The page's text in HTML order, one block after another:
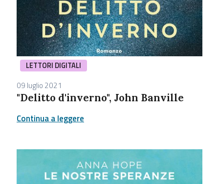
LETTORI DIGITALI
09 luglio 2021
"Delitto d'inverno", John Banville
Continua a leggere